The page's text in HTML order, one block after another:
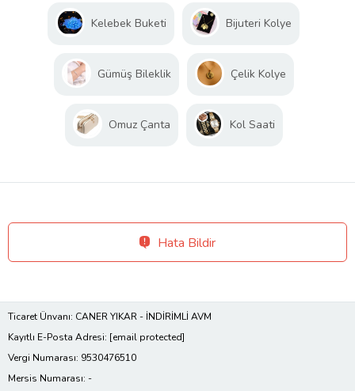
Kelebek Buketi Bijuteri Kolye
Gümüş Bileklik Çelik Kolye
Omuz Çanta Kol Saati
Hata Bildir
Ticaret Ünvanı: CANER YIKAR - İNDİRİMLİ AVM
Kayıtlı E-Posta Adresi: [email protected]
Vergi Numarası: 9530476510
Mersis Numarası: -